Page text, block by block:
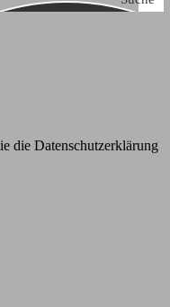
die Datenschutzerklärung